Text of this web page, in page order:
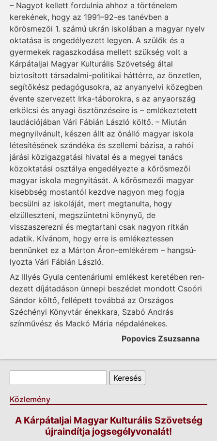
– Nagyot kellett fordulnia ahhoz a történelem
kerekének, hogy az 1991–92-es tanévben a
kőrösmezői 1. számú ukrán isko­lában a magyar nyelv
oktatása is engedélyezett legyen. A szülők és a
gyermekek ragaszkodása mel­lett szükség volt a
Kárpátaljai Magyar Kulturális Szövetség által
biztosított társadalmi-poli­ti­kai háttérre, az önzetlen,
segí­tő­kész pedagógusokra, az anya­nyel­vi közegben
évente szer­ve­zett Irka-táborokra, s az anya­or­szág
erkölcsi és anyagi ösz­tön­zé­seire is – emlékeztetett
laudá­ciójában Vári Fábián László köl­tő. – Miután
megnyilvánult, ké­szen állt az önálló magyar iskola
létesítésének szándéka és szel­le­mi bázisa, a rahói
járási kö­zi­gaz­ga­tási hivatal és a megyei tanács
közoktatási osztálya engedé­lyez­te a kőrösmezői
magyar iskola meg­nyitását. A kőrösmezői ma­gyar
kisebbség mostantól kezdve nagyon meg fogja
becsülni az is­koláját, mert megtanulta, hogy
elzülleszteni, megszüntetni köny­nyű, de
visszaszerezni és meg­tar­tani csak nagyon ritkán
adatik. Kívánom, hogy erre is em­lé­kez­tes­sen
bennünket ez a Márton Áron-emlékérem – hangsú­
lyoz­ta Vári Fábián László.
Az Illyés Gyula cente­nár­iu­mi emlékest keretében ren­
de­zett díjátadáson ünnepi beszé­det mondott Csoóri
Sándor köl­tő, fellépett továbbá az Orszá­gos
Széchényi Könyvtár ének­ka­ra, Szabó András
színművész és Mackó Mária népdalénekes.
Popovics Zsuzsanna
Keresés űrlap
Keresés
Közlemény
A Kárpátaljai Magyar Kulturális Szövetség
újraindítja jogsegélyvonalát!